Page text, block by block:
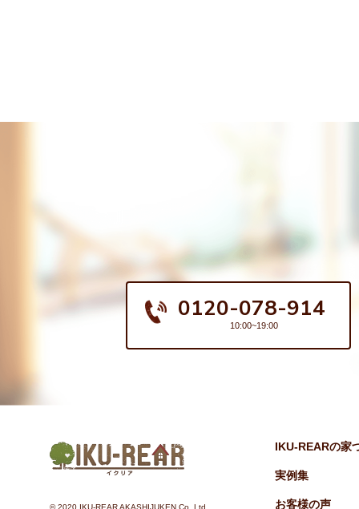
0120-078-914
10:00~19:00
©︎ 2020 IKU-REAR AKASHIJUKEN Co.,Ltd.
IKU-REARの家
実例集
お客様の声